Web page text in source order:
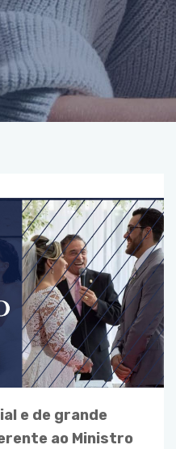
e de grande
ao Ministro